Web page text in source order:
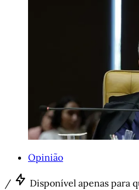
Opinião
/ Disponível apenas para